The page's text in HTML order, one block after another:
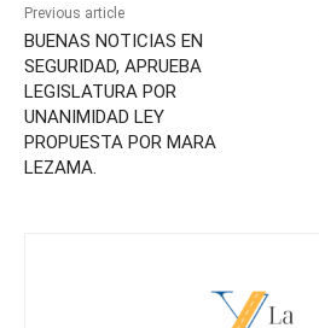
Previous article
BUENAS NOTICIAS EN
SEGURIDAD, APRUEBA
LEGISLATURA POR
UNANIMIDAD LEY
PROPUESTA POR MARA
LEZAMA.